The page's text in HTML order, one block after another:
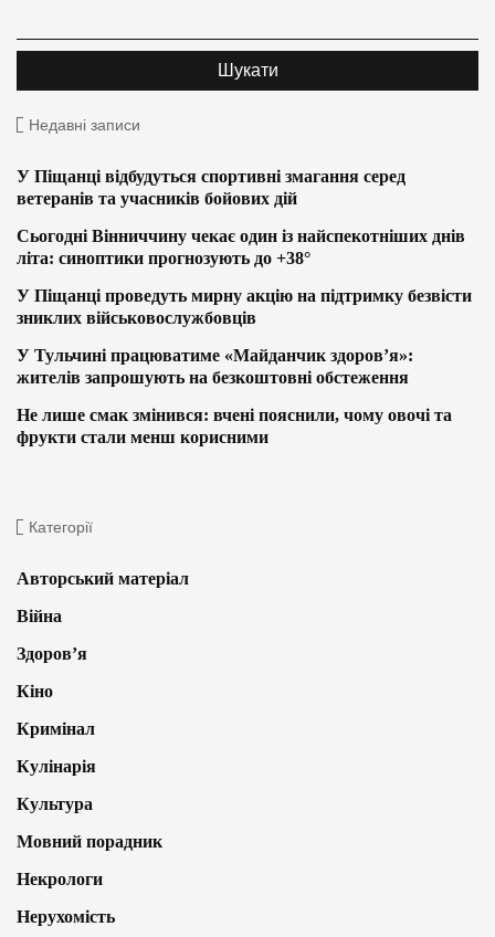
Недавні записи
У Піщанці відбудуться спортивні змагання серед
ветеранів та учасників бойових дій
Сьогодні Вінниччину чекає один із найспекотніших днів
літа: синоптики прогнозують до +38°
У Піщанці проведуть мирну акцію на підтримку безвісти
зниклих військовослужбовців
У Тульчині працюватиме «Майданчик здоров’я»:
жителів запрошують на безкоштовні обстеження
Не лише смак змінився: вчені пояснили, чому овочі та
фрукти стали менш корисними
Категорії
Авторський матеріал
Війна
Здоров’я
Кіно
Кримінал
Кулінарія
Культура
Мовний порадник
Некрологи
Нерухомість